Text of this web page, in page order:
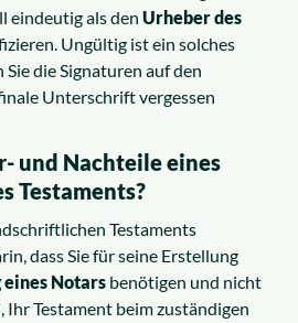
eindeutig als den Urheber des
Ungültig ist ein solches
die Signaturen auf den
Unterschrift vergessen
und Nachteile eines
Testaments?
Testaments
dass Sie für seine Erstellung
Notars benötigen und nicht
Testament beim zuständigen